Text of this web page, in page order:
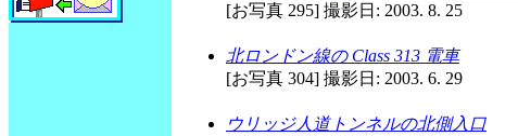
[お写真 295] 撮影日: 2003. 8. 25
北ロンドン線の Class 313 電車
[お写真 304] 撮影日: 2003. 6. 29
ウリッジ人道トンネルの北側入口